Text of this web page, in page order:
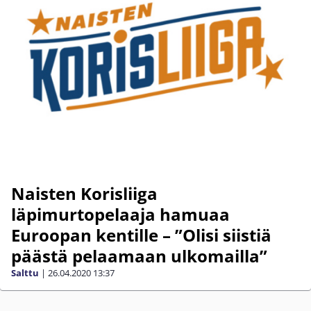
Naisten Korisliiga
läpimurtopelaaja hamuaa
Euroopan kentille – ”Olisi siistiä
päästä pelaamaan ulkomailla”
Salttu | 26.04.2020 13:37